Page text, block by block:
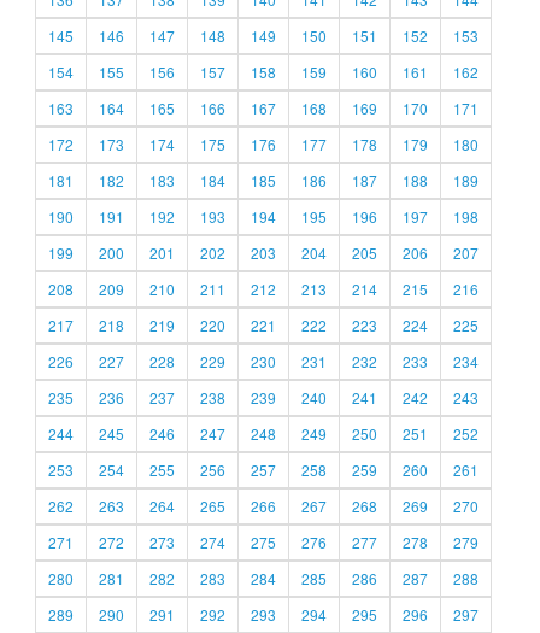
145
146 147 148 149 150 151 152
153
154
155 156 157 158 159 160 161
162
163
164 165 166 167 168 169 170
171
172
173 174 175 176 177 178 179
180
181
182 183 184 185 186 187 188
189
190
191 192 193 194 195 196 197
198
199
200 201 202 203 204 205 206
207
208
209 210 211 212 213 214 215
216
217
218 219 220 221 222 223 224
225
226
227 228 229 230 231 232 233
234
235
236 237 238 239 240 241 242
243
244
245 246 247 248 249 250 251
252
253
254 255 256 257 258 259 260
261
262
263 264 265 266 267 268 269
270
271
272 273 274 275 276 277 278
279
280
281 282 283 284 285 286 287
288
289
290 291 292 293 294 295 296 297